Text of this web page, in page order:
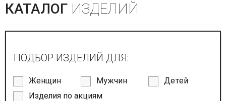
КАТАЛОГ ИЗДЕЛИЙ
ПОДБОР ИЗДЕЛИЙ ДЛЯ:
Женщин Мужчин
Детей
Изделия по акциям